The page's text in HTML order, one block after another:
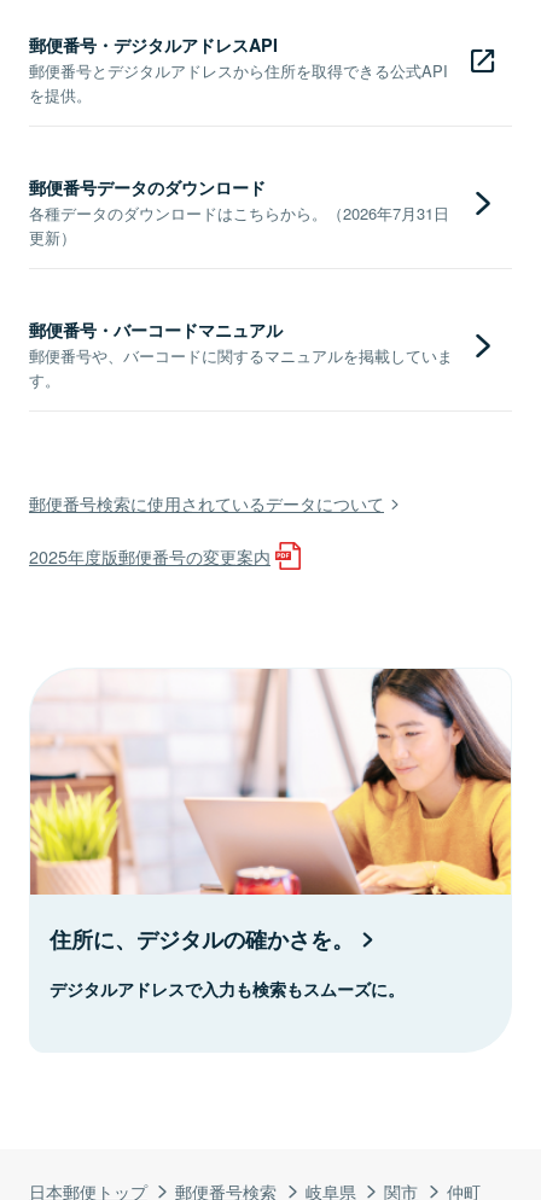
日本郵便トップ 郵便番号検索 岐阜県 関市 仲町
郵便番号・デジタルアドレスAPI
郵便番号とデジタルアドレスから住所を取得できる公式API
を提供。
郵便番号データのダウンロード
各種データのダウンロードはこちらから。（2026年7月31日
更新）
郵便番号・バーコードマニュアル
郵便番号や、バーコードに関するマニュアルを掲載していま
す。
郵便番号検索に使用されているデータについて
2025年度版郵便番号の変更案内
住所に、デジタルの確かさを。
デジタルアドレスで入力も検索もスムーズに。